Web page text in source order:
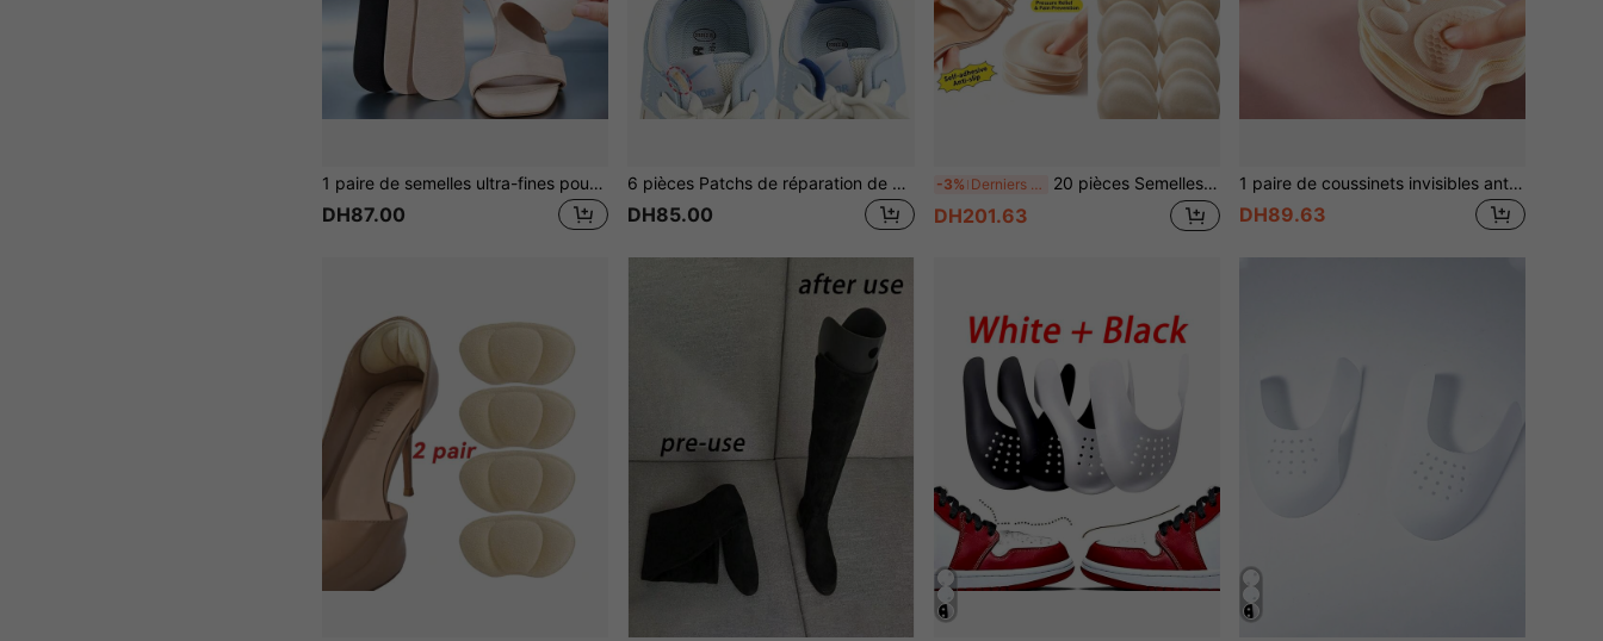
1 paire de semelles ultra-fines pour sandales, demi-pointure, fond souple, confortables, absorbantes de transpiration, respirantes, chaussures pour femmes, antidérapantes, pleine longueur, auto-adhésives, semelles 3/4
DH87.00
6 pièces Patchs de réparation de chaussures de sport, pour réparer la doublure endommagée, combler les trous et restaurer la zone du talon usée
DH85.00
-3% Derniers 3 jours 20 pièces Semelles auto-adhésives pour talons hauts - Coussinets antidérapants et respirants, inserts de semelle de chaussure épaissis, coussinets antidérapants résistants à l'usure, semelles, convient pour la marche quotidienne et le port des femmes, coussinets pour l'avant du pied
DH201.63
1 paire de coussinets invisibles antidérapants pour l'avant-pied des sandales, semelles intérieures ultra-douces demi-taille pour talons hauts pour femmes, coussinets de soulagement de la pression pour l'avant-pied
DH89.63